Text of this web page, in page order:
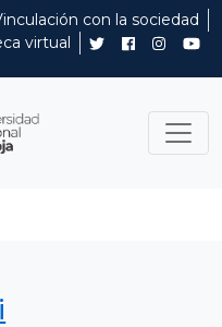
con la sociedad
virtual